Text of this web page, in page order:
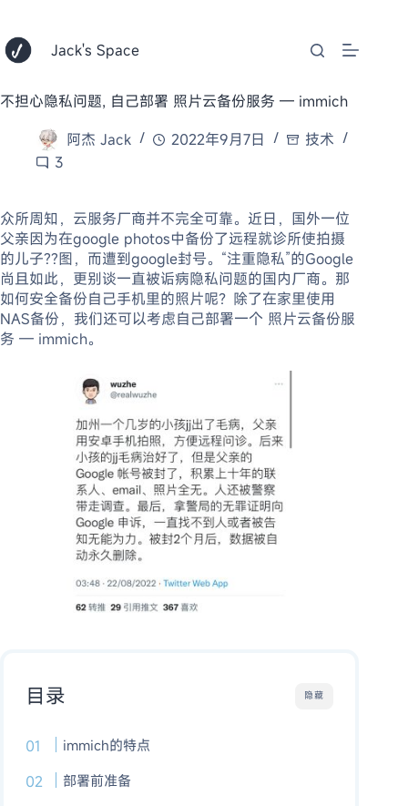
内
Jack's Space
不担心隐私问题, 自己部署 照片云备份服务 — immich
阿杰 Jack
2022年9月7日
技术
3
众所周知，云服务厂商并不完全可靠。近日，国外一位
父亲因为在google photos中备份了远程就诊所使拍摄
的儿子??图，而遭到google封号。“注重隐私”的Google
尚且如此，更别谈一直被诟病隐私问题的国内厂商。那
如何安全备份自己手机里的照片呢？除了在家里使用
NAS备份，我们还可以考虑自己部署一个 照片云备份服
务 — immich。
隐藏
目录
immich的特点
部署前准备